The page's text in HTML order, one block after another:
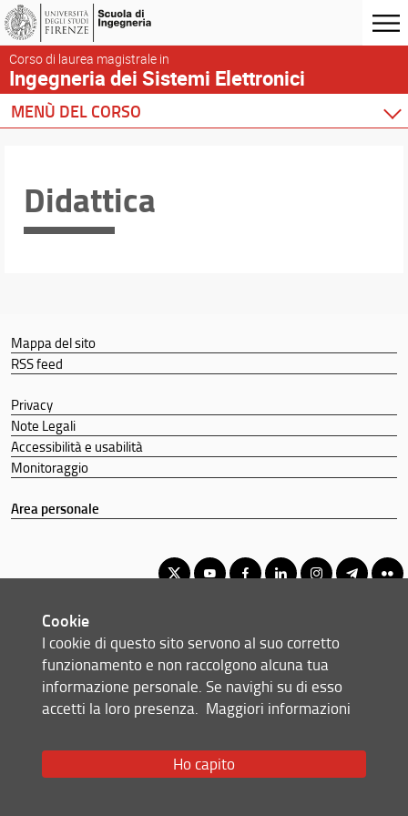
Corso di laurea magistrale in
Ingegneria dei Sistemi Elettronici
MENÙ DEL CORSO
Didattica
Docenti
Didattica
Mappa del sito
RSS feed
Privacy
Note Legali
Accessibilità e usabilità
Monitoraggio
Area personale
Corso di laurea magistrale in Ingegneria dei Sistemi Elettronici
© Copyright 2012-2026 Università degli Studi di Firenze UNIFI
P.IVA/Cod.Fis 01279680480
Via di S. Marta, 3 - 50139 Firenze (FI)
Email:
Cookie
I cookie di questo sito servono al suo corretto
funzionamento e non raccolgono alcuna tua
informazione personale. Se navighi su di esso
accetti la loro presenza. Maggiori informazioni
Ho capito